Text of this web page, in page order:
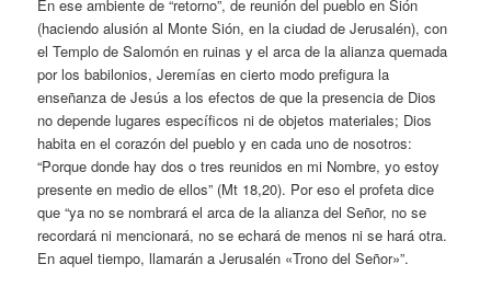
En ese ambiente de “retorno”, de reunión del pueblo en Sión
(haciendo alusión al Monte Sión, en la ciudad de Jerusalén), con
el Templo de Salomón en ruinas y el arca de la alianza quemada
por los babilonios, Jeremías en cierto modo prefigura la
enseñanza de Jesús a los efectos de que la presencia de Dios
no depende lugares específicos ni de objetos materiales; Dios
habita en el corazón del pueblo y en cada uno de nosotros:
“Porque donde hay dos o tres reunidos en mi Nombre, yo estoy
presente en medio de ellos” (Mt 18,20). Por eso el profeta dice
que “ya no se nombrará el arca de la alianza del Señor, no se
recordará ni mencionará, no se echará de menos ni se hará otra.
En aquel tiempo, llamarán a Jerusalén «Trono del Señor»”.